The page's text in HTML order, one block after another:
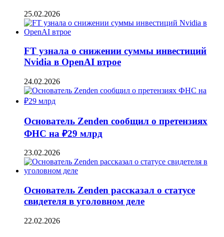
25.02.2026
FT узнала о снижении суммы инвестиций
Nvidia в OpenAI втрое
24.02.2026
Основатель Zenden сообщил о претензиях
ФНС на ₽29 млрд
23.02.2026
Основатель Zenden рассказал о статусе
свидетеля в уголовном деле
22.02.2026